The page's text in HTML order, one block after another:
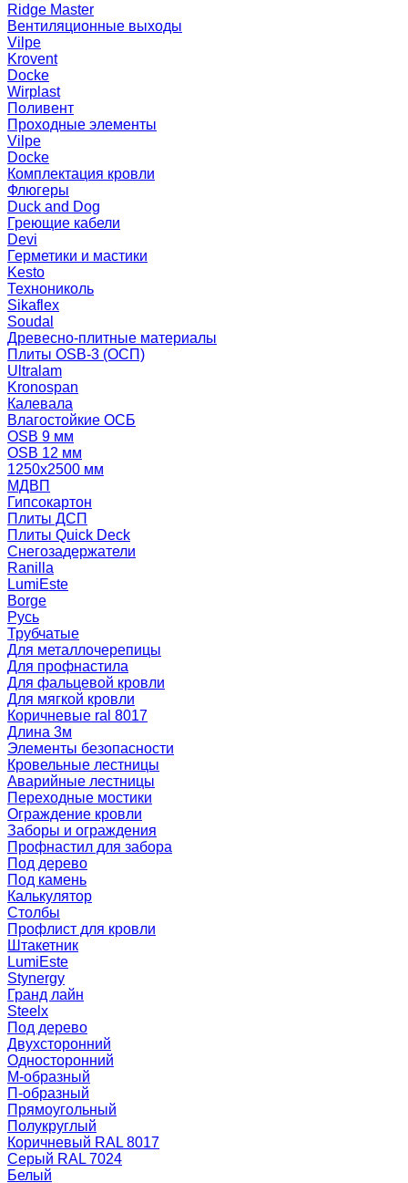
Ridge Master
Вентиляционные выходы
Vilpe
Krovent
Docke
Wirplast
Поливент
Проходные элементы
Vilpe
Docke
Комплектация кровли
Флюгеры
Duck and Dog
Греющие кабели
Devi
Герметики и мастики
Kesto
Технониколь
Sikaflex
Soudal
Древесно-плитные материалы
Плиты OSB-3 (ОСП)
Ultralam
Kronospan
Калевала
Влагостойкие ОСБ
OSB 9 мм
OSB 12 мм
1250х2500 мм
МДВП
Гипсокартон
Плиты ДСП
Плиты Quick Deck
Снегозадержатели
Ranilla
LumiEste
Borge
Русь
Трубчатые
Для металлочерепицы
Для профнастила
Для фальцевой кровли
Для мягкой кровли
Коричневые ral 8017
Длина 3м
Элементы безопасности
Кровельные лестницы
Аварийные лестницы
Переходные мостики
Ограждение кровли
Заборы и ограждения
Профнастил для забора
Под дерево
Под камень
Калькулятор
Столбы
Профлист для кровли
Штакетник
LumiEste
Stynergy
Гранд лайн
Steelx
Под дерево
Двухсторонний
Односторонний
М-образный
П-образный
Прямоугольный
Полукруглый
Коричневый RAL 8017
Серый RAL 7024
Белый